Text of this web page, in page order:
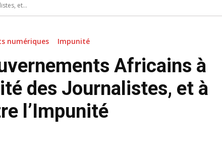
et...
numériques Impunité
Africains à
des Journalistes, et à
l’Impunité